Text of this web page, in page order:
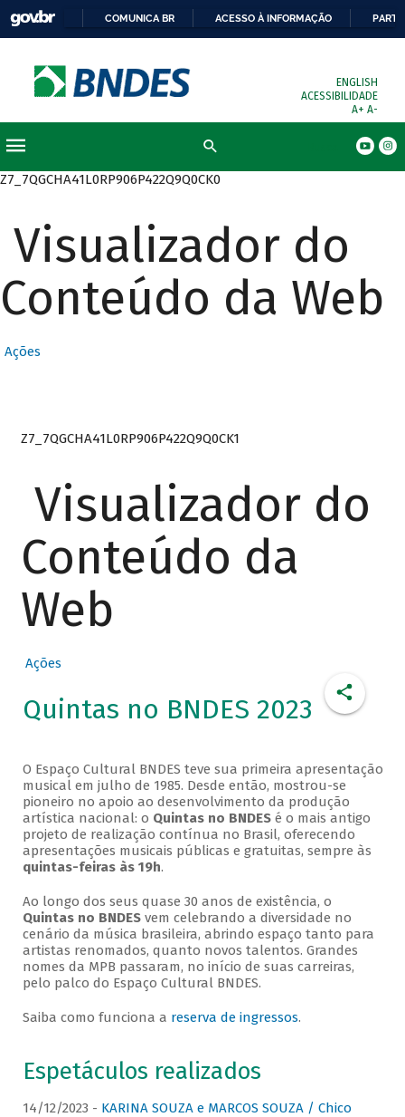
COMUNICA BR ACESSO À INFORMAÇÃO
ENGLISH
ACESSIBILIDADE
A+ A-
Z7_7QGCHA41L0RP906P422Q9Q0CK0
Visualizador do
Conteúdo da Web
Ações
Z7_7QGCHA41L0RP906P422Q9Q0CK1
Visualizador do
Conteúdo da
Web
Ações
Quintas no BNDES 2023
O Espaço Cultural BNDES teve sua primeira apresentação
musical em julho de 1985. Desde então, mostrou-se
pioneiro no apoio ao desenvolvimento da produção
artística nacional: o Quintas no BNDESé o mais antigo
projeto de realização contínua no Brasil, oferecendo
apresentações musicais públicas e gratuitas, sempre às
quintas-feiras às 19h.
Ao longo dos seus quase 30 anos de existência, o
Quintas no BNDESvem celebrando a diversidade no
cenário da música brasileira, abrindo espaço tanto para
artistas renomados, quanto novos talentos. Grandes
nomes da MPB passaram, no início de suas carreiras,
pelo palco do Espaço Cultural BNDES.
Saiba como funciona a reserva de ingressos.
Espetáculos realizados
14/12/2023 - KARINA SOUZA e MARCOS SOUZA / Chico